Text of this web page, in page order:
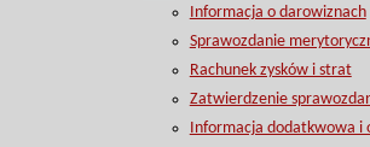
Informacja o darowiznach
Sprawozdanie
Rachunek zysków i strat
Zatwierdzenie
Informacja dodatkwowa i